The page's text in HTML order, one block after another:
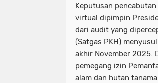
Keputusan
virtual dipimpin
dari audit yang
(Satgas PKH)
akhir November 2025.
pemegang izin
alam dan hutan